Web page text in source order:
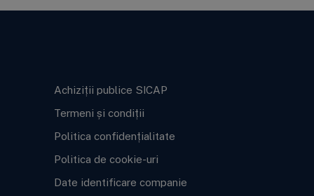
Achiziții publice SICAP
Termeni și condiții
Politica confidențialitate
Politica de cookie-uri
Date identificare companie